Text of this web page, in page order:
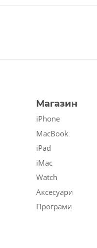
Магазин
iPhone
MacBook
iPad
iMac
Watch
Аксесуари
Програми